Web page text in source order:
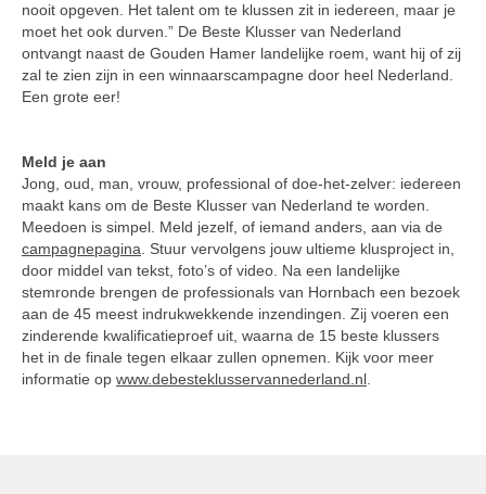
nooit opgeven. Het talent om te klussen zit in iedereen, maar je
moet het ook durven.” De Beste Klusser van Nederland
ontvangt naast de Gouden Hamer landelijke roem, want hij of zij
zal te zien zijn in een winnaarscampagne door heel Nederland.
Een grote eer!
Meld je aan
Jong, oud, man, vrouw, professional of doe-het-zelver: iedereen
maakt kans om de Beste Klusser van Nederland te worden.
Meedoen is simpel. Meld jezelf, of iemand anders, aan via de
campagnepagina . Stuur vervolgens jouw ultieme klusproject in,
door middel van tekst, foto’s of video. Na een landelijke
stemronde brengen de professionals van Hornbach een bezoek
aan de 45 meest indrukwekkende inzendingen. Zij voeren een
zinderende kwalificatieproef uit, waarna de 15 beste klussers
het in de finale tegen elkaar zullen opnemen. Kijk voor meer
informatie op www.debesteklusservannederland.nl